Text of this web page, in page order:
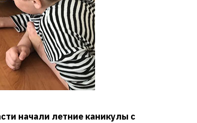
начали летние каникулы с